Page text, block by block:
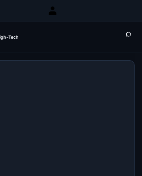
Tech